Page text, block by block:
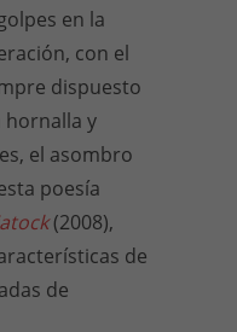
en la
con el
dispuesto
hornalla y
el asombro
poesía
(2008),
de
de